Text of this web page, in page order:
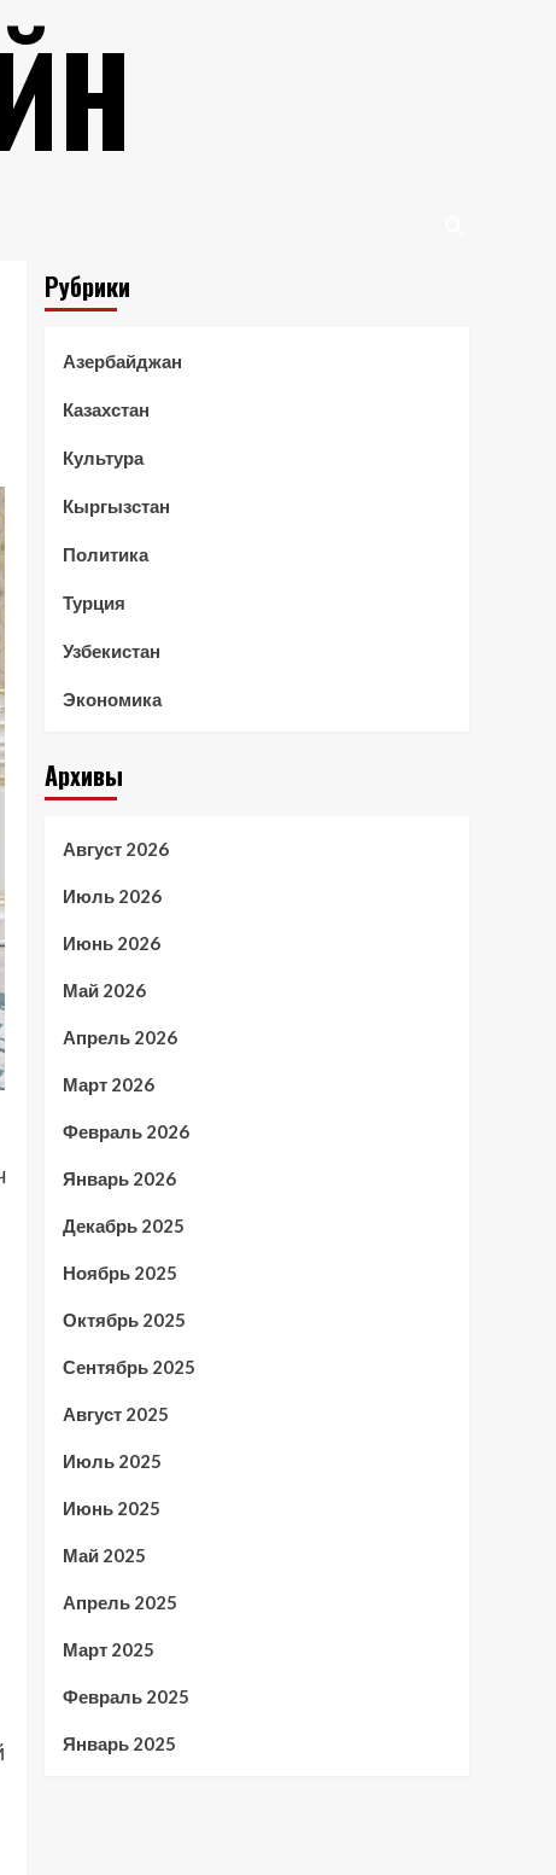
Рубрики
Азербайджан
Казахстан
Культура
Кыргызстан
Политика
Турция
Узбекистан
Экономика
Архивы
Август 2026
Июль 2026
Июнь 2026
Май 2026
Апрель 2026
Март 2026
Февраль 2026
Январь 2026
Декабрь 2025
Ноябрь 2025
Октябрь 2025
Сентябрь 2025
Август 2025
Июль 2025
Июнь 2025
Май 2025
Апрель 2025
Март 2025
Февраль 2025
Январь 2025